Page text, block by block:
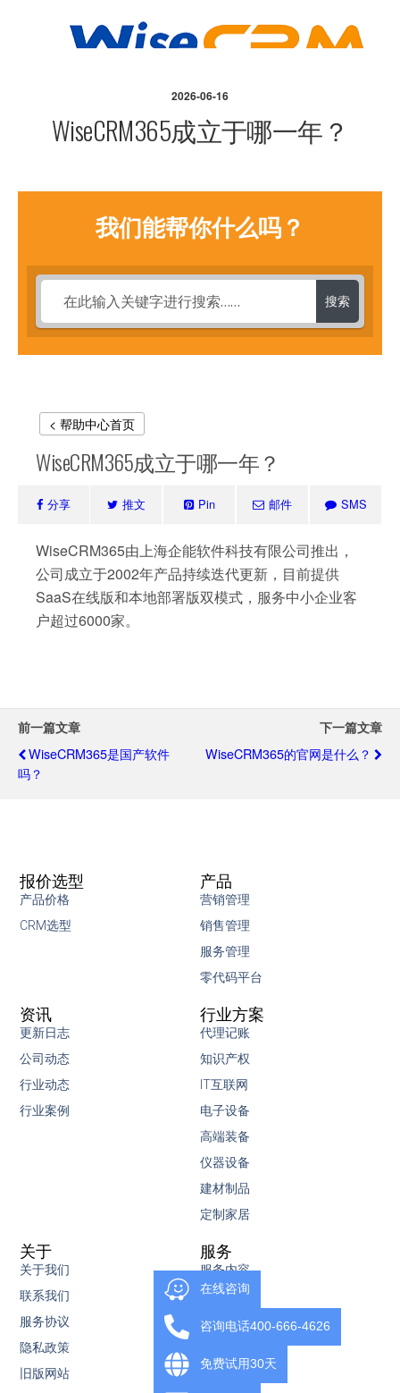
2026-06-16
WiseCRM365成立于哪一年？
我们能帮你什么吗？
搜索
< 帮助中心首页
WiseCRM365成立于哪一年？
分享 推文 Pin 邮件 SMS
WiseCRM365由上海企能软件科技有限公司推出，
公司成立于2002年产品持续迭代更新，目前提供
SaaS在线版和本地部署版双模式，服务中小企业客
户超过6000家。
前一篇文章
WiseCRM365是国产软件
吗？
下一篇文章
WiseCRM365的官网是什么？
产品
营销管理
销售管理
服务管理
零代码平台
报价选型
产品价格
CRM选型
行业方案
代理记账
知识产权
IT互联网
电子设备
高端装备
仪器设备
建材制品
定制家居
资讯
更新日志
公司动态
行业动态
行业案例
服务
服务内容
知识库
视频教程
OpenAPI
关于
关于我们
联系我们
服务协议
隐私政策
旧版网站
在线咨询
咨询电话400-666-4626
免费试用30天